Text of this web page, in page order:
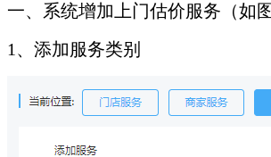
一、系统增加上门估价服务（如图
1、添加服务类别